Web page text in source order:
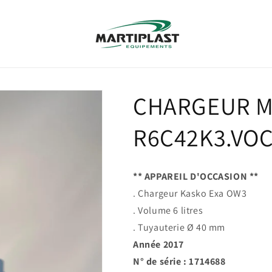
CHARGEUR
** APPAREIL D'OCCASION **
. Chargeur Kasko Exa OW3
. Volume 6 litres
. Tuyauterie Ø 40 mm
Année 2017
N° de série : 1714688